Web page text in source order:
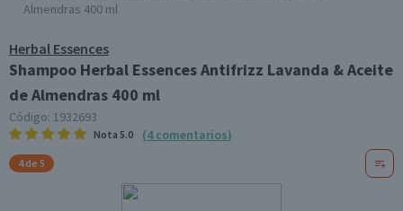
Almendras 400 ml
Herbal Essences
Shampoo Herbal Essences Antifrizz Lavanda & Aceite
de Almendras 400 ml
Código: 1932693
Nota 5.0 (4 comentarios)
4 de 5